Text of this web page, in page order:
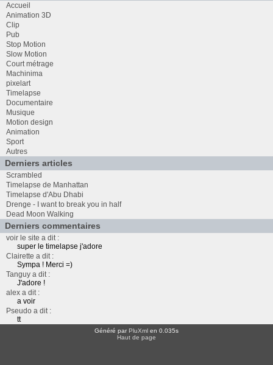
Accueil
Animation 3D
Clip
Pub
Stop Motion
Slow Motion
Court métrage
Machinima
pixelart
Timelapse
Documentaire
Musique
Motion design
Animation
Sport
Autres
Derniers articles
Scrambled
Timelapse de Manhattan
Timelapse d'Abu Dhabi
Drenge - I want to break you in half
Dead Moon Walking
Derniers commentaires
voir le site a dit :
super le timelapse j'adore
Clairette a dit :
Sympa ! Merci =)
Tanguy a dit :
J'adore !
alex a dit :
a voir
Pseudo a dit :
tt
Généré parPluXml en 0.035s
Haut de page